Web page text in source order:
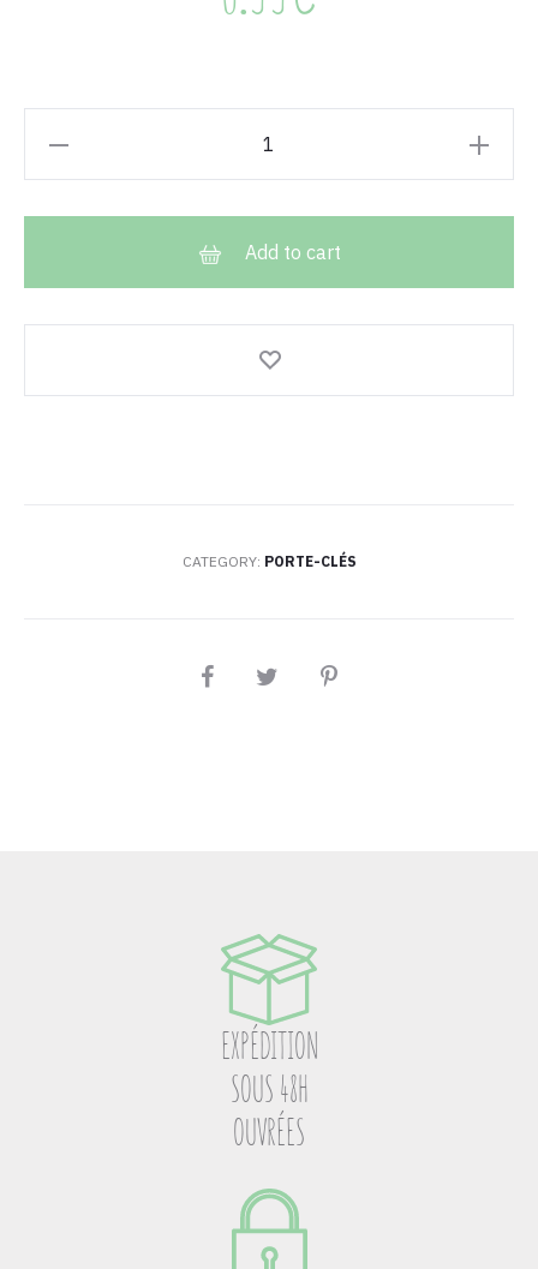
Add to cart
CATEGORY: PORTE-CLÉS
PARTAGEZ
EXPÉDITION
SOUS 48H
OUVRÉES